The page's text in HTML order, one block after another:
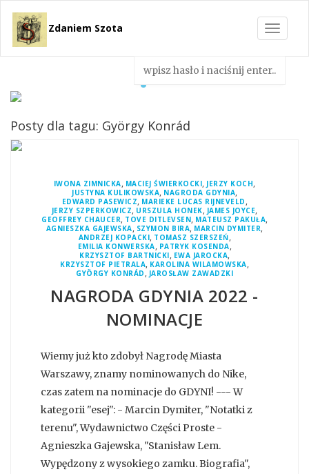
Toggle
Zdaniem Szota
Posty dla tagu: György Konrád
IWONA ZIMNICKA, MACIEJ ŚWIERKOCKI, JERZY KOCH,
JUSTYNA KULIKOWSKA, NAGRODA GDYNIA,
EDWARD PASEWICZ, MARIEKE LUCAS RIJNEVELD ,
JERZY SZPERKOWICZ, URSZULA HONEK, JAMES JOYCE,
GEOFFREY CHAUCER, TOVE DITLEVSEN, MATEUSZ PAKUŁA,
AGNIESZKA GAJEWSKA, SZYMON BIRA, MARCIN DYMITER,
ANDRZEJ KOPACKI, TOMASZ SZERSZEŃ,
EMILIA KONWERSKA, PATRYK KOSENDA,
KRZYSZTOF BARTNICKI, EWA JAROCKA,
KRZYSZTOF PIETRALA, KAROLINA WILAMOWSKA,
GYÖRGY KONRÁD , JAROSŁAW ZAWADZKI
NAGRODA GDYNIA 2022 -
NOMINACJE
Wiemy już kto zdobył Nagrodę Miasta
Warszawy, znamy nominowanych do Nike,
czas zatem na nominacje do GDYNI! --- W
kategorii "esej": - Marcin Dymiter, "Notatki z
terenu", Wydawnictwo Części Proste -
Agnieszka Gajewska, "Stanisław Lem.
Wypędzony z wysokiego zamku. Biografia",